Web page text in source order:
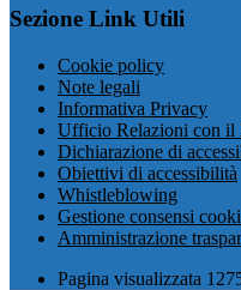
Sezione Link Utili
Cookie policy
Note legali
Informativa Privacy
Ufficio Relazioni con il
Dichiarazione di
Obiettivi di accessibilità
Whistleblowing
Gestione consensi
Amministrazione
Pagina visualizzata